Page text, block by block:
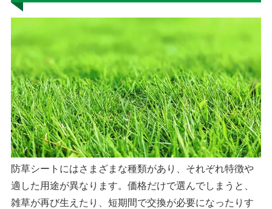
防草シートにはさまざまな種類があり、それぞれ特徴や
適した用途が異なります。価格だけで選んでしまうと、
雑草が再び生えたり、短期間で交換が必要になったりす